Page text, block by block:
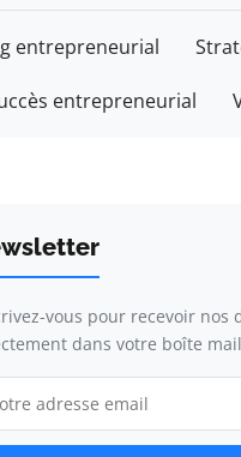
entrepreneurial
entrepreneurial
vous pour recevoir nos
dans votre boîte